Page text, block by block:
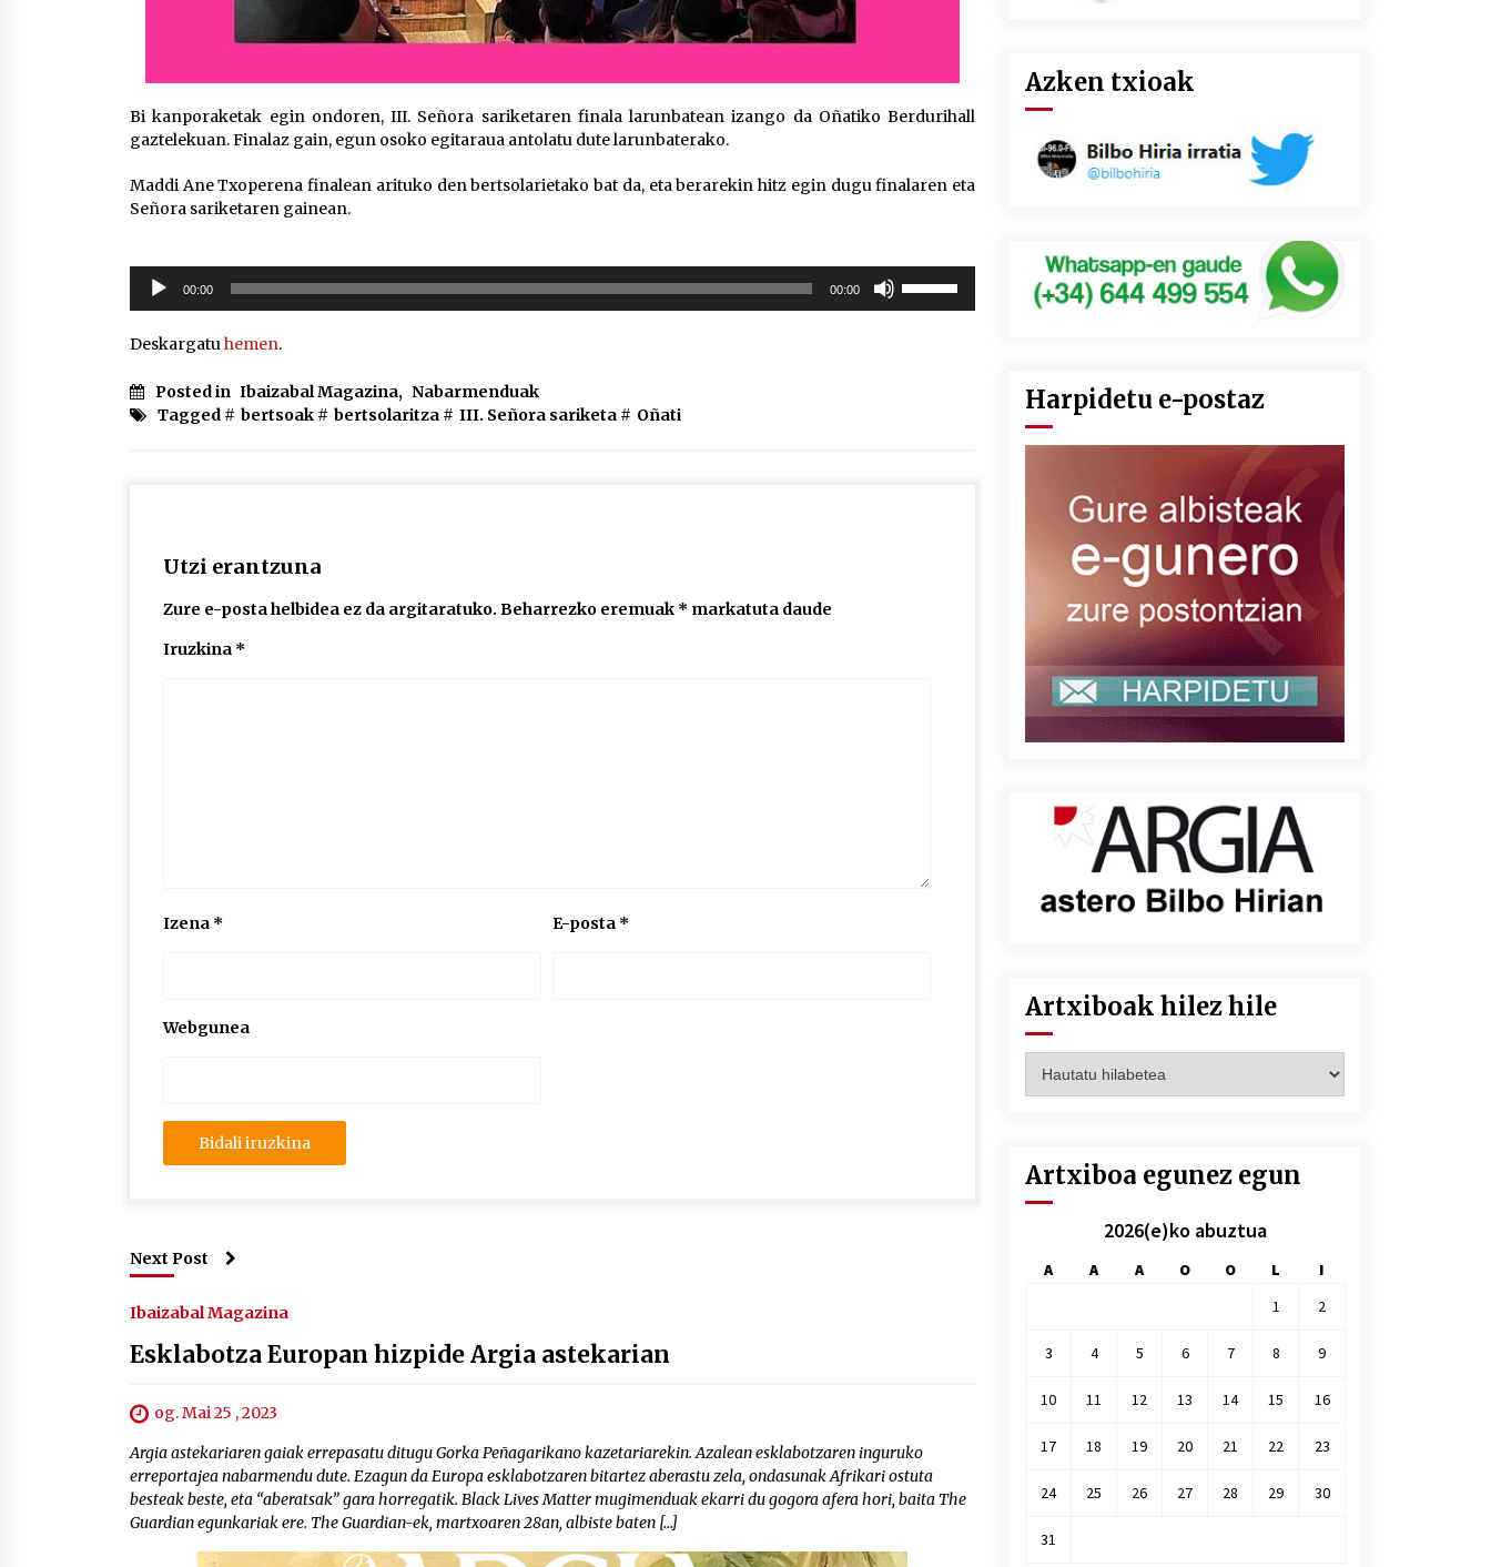
Bi kanporaketak egin ondoren, III. Señora sariketaren finala larunbatean izango da Oñatiko Berdurihall
gaztelekuan. Finalaz gain, egun osoko egitaraua antolatu dute larunbaterako.
Maddi Ane Txoperena finalean arituko den bertsolarietako bat da, eta berarekin hitz egin dugu finalaren eta
Señora sariketaren gainean.
Soinu
erreproduzigailua
00:00 00:00
Deskargatuhemen.
Posted in Ibaizabal Magazina, Nabarmenduak
Tagged # bertsoak # bertsolaritza # III. Señora sariketa # Oñati
Utzi erantzuna
Zure e-posta helbidea ez da argitaratuko. Beharrezko eremuak * markatuta daude
Iruzkina *
Izena * E-posta *
Webgunea
Next Post
Ibaizabal Magazina
Esklabotza Europan hizpide Argia astekarian
og. Mai 25 , 2023
Argia astekariaren gaiak errepasatu ditugu Gorka Peñagarikano kazetariarekin. Azalean esklabotzaren inguruko
erreportajea nabarmendu dute. Ezagun da Europa esklabotzaren bitartez aberastu zela, ondasunak Afrikari ostuta
besteak beste, eta “aberatsak” gara horregatik. Black Lives Matter mugimenduak ekarri du gogora afera hori, baita The
Guardian egunkariak ere. The Guardian-ek, martxoaren 28an, albiste baten […]
Azken txioak
Harpidetu e-postaz
Artxiboak hilez hile
hilez
Artxiboa egunez egun
2026(e)ko abuztua
A A A O O L
I
1
2
3 4 5 6 7 8 9
10 11 12 13 14 15 16
17 18 19 20 21 22 23
24 25 26 27 28 29 30
31